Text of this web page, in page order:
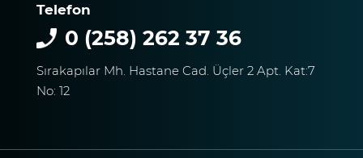
Telefon
0 (258) 262 37 36
Sırakapılar Mh. Hastane Cad. Üçler 2 Apt. Kat:7
No: 12